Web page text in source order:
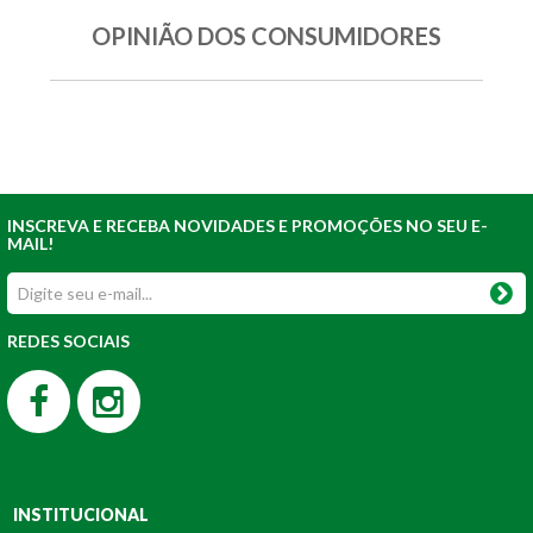
OPINIÃO DOS CONSUMIDORES
INSCREVA E RECEBA NOVIDADES E PROMOÇÕES NO SEU E-
MAIL!
REDES SOCIAIS
INSTITUCIONAL